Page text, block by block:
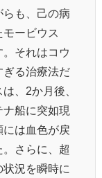
も、己の病
ービウス
それはコウ
ぎる治療法だ
、2か月後、
船に突如現
は血色が戻
さらに、超
状況を瞬時に